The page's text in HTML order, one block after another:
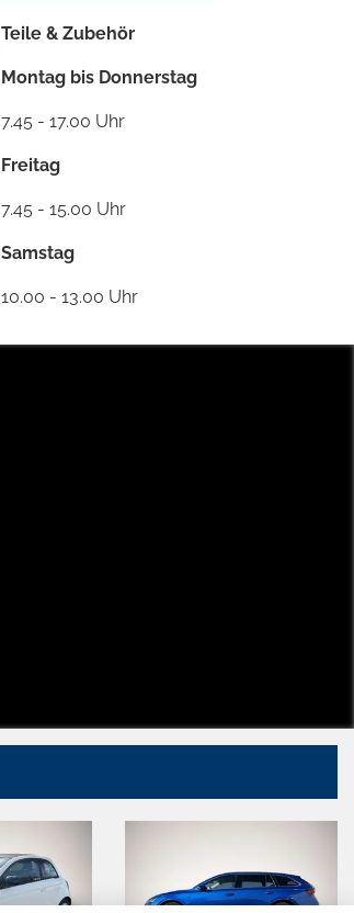
Teile & Zubehör
Montag bis Donnerstag
7.45 - 17.00 Uhr
Freitag
7.45 - 15.00 Uhr
Samstag
10.00 - 13.00 Uhr